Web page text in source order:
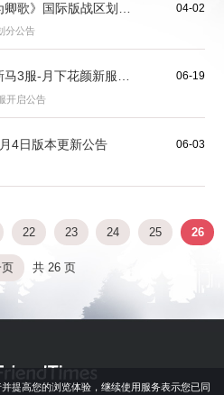
04-02
分公告
《浮生为卿歌》新马3服-月下花颜新服开启公告 06-19
开启公告
4日版本更新公告 06-03
22 23 24 25 26
共 26 页
提高您的浏览体验，继续使用服务表示您已同